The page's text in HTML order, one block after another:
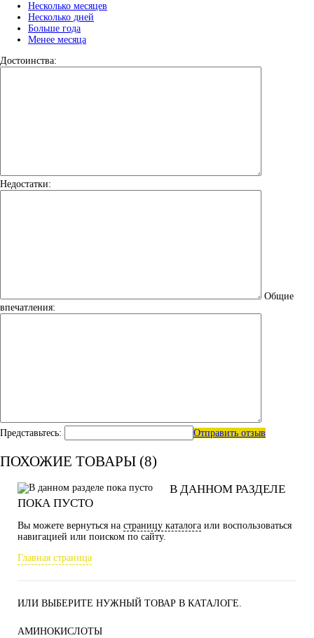
Несколько месяцев
Несколько дней
Больше года
Менее месяца
Достоинства:
Недостатки:
Общие
впечатления:
Представьтесь: Отправить отзыв
ПОХОЖИЕ ТОВАРЫ (8)
В ДАННОМ РАЗДЕЛЕ
ПОКА ПУСТО
Вы можете вернуться на страницу каталога или воспользоваться
навигацией или поиском по сайту.
Главная страница
ИЛИ ВЫБЕРИТЕ НУЖНЫЙ ТОВАР В КАТАЛОГЕ.
АМИНОКИСЛОТЫ